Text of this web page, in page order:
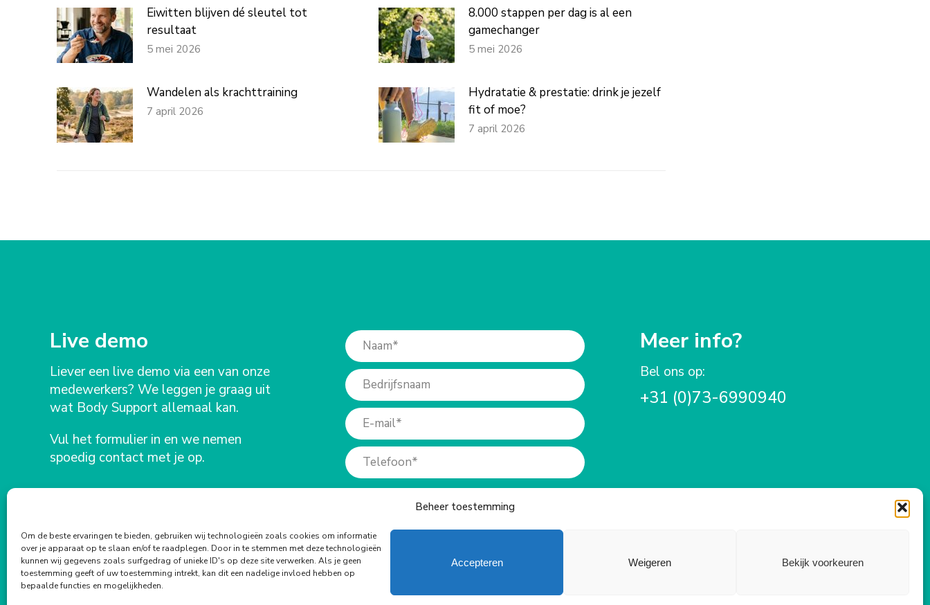
Beheer toestemming
Om de beste ervaringen te bieden, gebruiken wij technologieën zoals cookies om informatie
over je apparaat op te slaan en/of te raadplegen. Door in te stemmen met deze technologieën
kunnen wij gegevens zoals surfgedrag of unieke ID's op deze site verwerken. Als je geen
toestemming geeft of uw toestemming intrekt, kan dit een nadelige invloed hebben op
bepaalde functies en mogelijkheden.
Accepteren Weigeren Bekijk voorkeuren
Eiwitten blijven dé sleutel tot
resultaat
5 mei 2026
8.000 stappen per dag is al een
gamechanger
5 mei 2026
Wandelen als krachttraining
7 april 2026
Hydratatie & prestatie: drink je jezelf
fit of moe?
7 april 2026
Live demo
Liever een live demo via een van onze
medewerkers? We leggen je graag uit
wat Body Support allemaal kan.
Vul het formulier in en we nemen
spoedig contact met je op.
Meer info?
Bel ons op:
+31 (0)73-6990940